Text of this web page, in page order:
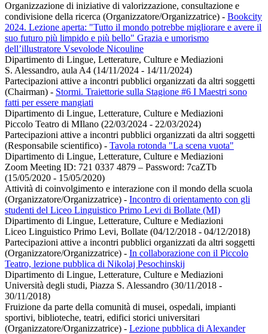
Organizzazione di iniziative di valorizzazione, consultazione e
condivisione della ricerca (Organizzatore/Organizzatrice) - Bookcity
2024. Lezione aperta: "Tutto il mondo potrebbe migliorare e avere il
suo futuro più limpido e più bello" Grazia e umorismo
dell’illustratore Vsevolode Nicouline
Dipartimento di Lingue, Letterature, Culture e Mediazioni
S. Alessandro, aula A4 (14/11/2024 - 14/11/2024)
Partecipazioni attive a incontri pubblici organizzati da altri soggetti
(Chairman) - Stormi. Traiettorie sulla Stagione #6 I Maestri sono
fatti per essere mangiati
Dipartimento di Lingue, Letterature, Culture e Mediazioni
Piccolo Teatro di MIlano (22/03/2024 - 22/03/2024)
Partecipazioni attive a incontri pubblici organizzati da altri soggetti
(Responsabile scientifico) - Tavola rotonda "La scena vuota"
Dipartimento di Lingue, Letterature, Culture e Mediazioni
Zoom Meeting ID: 721 0337 4879 – Password: 7caZTb
(15/05/2020 - 15/05/2020)
Attività di coinvolgimento e interazione con il mondo della scuola
(Organizzatore/Organizzatrice) - Incontro di orientamento con gli
studenti del Liceo Linguistico Primo Levi di Bollate (MI)
Dipartimento di Lingue, Letterature, Culture e Mediazioni
Liceo Linguistico Primo Levi, Bollate (04/12/2018 - 04/12/2018)
Partecipazioni attive a incontri pubblici organizzati da altri soggetti
(Organizzatore/Organizzatrice) - In collaborazione con il Piccolo
Teatro, lezione pubblica di Nikolaj Pesochinskij
Dipartimento di Lingue, Letterature, Culture e Mediazioni
Università degli studi, Piazza S. Alessandro (30/11/2018 -
30/11/2018)
Fruizione da parte della comunità di musei, ospedali, impianti
sportivi, biblioteche, teatri, edifici storici universitari
(Organizzatore/Organizzatrice) - Lezione pubblica di Alexander